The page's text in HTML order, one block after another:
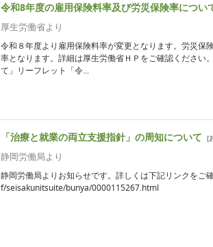
令和8年度の雇用保険料率及び労災保険率につい
厚生労働省より
令和８年度より雇用保険料率が変更となります。労災保
率となります。詳細は厚生労働省ＨＰをご確認ください
て」リーフレット「令...
「治療と就業の両立支援指針」の周知について [
静岡労働局より
静岡労働局よりお知らせです。詳しくは下記リンクを
f/seisakunitsuite/bunya/0000115267.html